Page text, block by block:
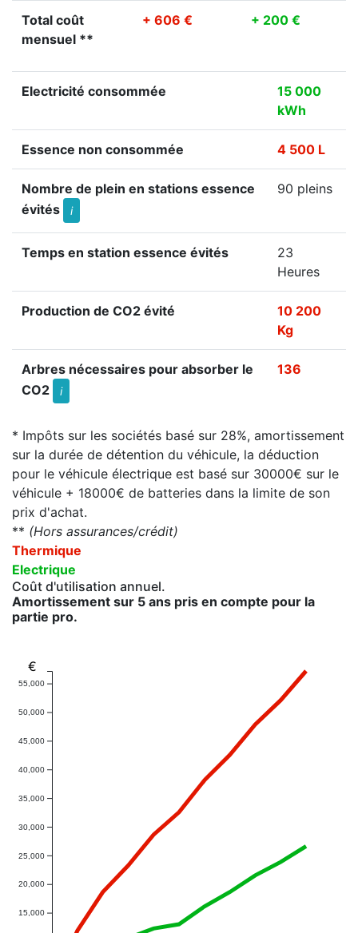
Total coût
mensuel **
+ 606 € + 200 €
Electricité consommée
15 000
kWh
Essence non consommée 4 500 L
Nombre de plein en stations essence
évités
i
90 pleins
Temps en station essence évités
23
Heures
Production de CO2 évité
10 200
Kg
Arbres nécessaires pour absorber le
CO2
i
136
* Impôts sur les sociétés basé sur 28%, amortissement
sur la durée de détention du véhicule, la déduction
pour le véhicule électrique est basé sur 30000€ sur le
véhicule + 18000€ de batteries dans la limite de son
prix d'achat.
** (Hors assurances/crédit)
Thermique
Electrique
Coût d'utilisation annuel.
Amortissement sur 5 ans pris en compte pour la
partie pro.
15,000
20,000
25,000
30,000
35,000
40,000
45,000
50,000
55,000
€